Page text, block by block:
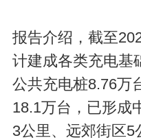
报告介绍，截至
计建成各类充电基
公共充电桩8.76万
18.1万台，已形成
3公里、远郊街区5